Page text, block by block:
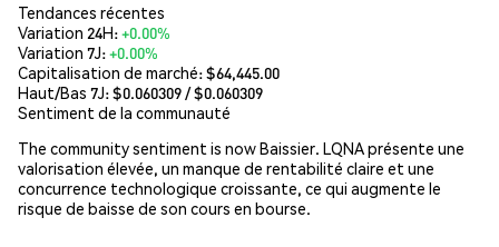
Tendances récentes
Variation 24H:+0.00%
Variation 7J:+0.00%
Capitalisation de marché:$64,445.00
Haut/Bas 7J: $0.060309/ $0.060309
Sentiment de la communauté
The community sentiment is now Baissier. LQNA présente une
valorisation élevée, un manque de rentabilité claire et une
concurrence technologique croissante, ce qui augmente le
risque de baisse de son cours en bourse.